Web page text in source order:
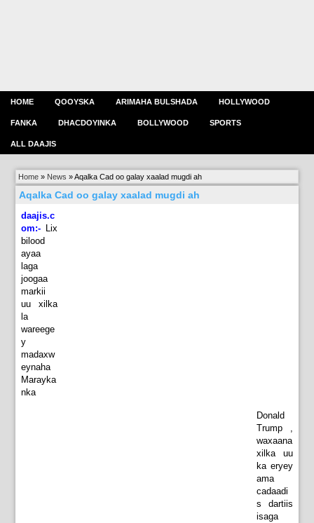
HOME QOOYSKA ARIMAHA BULSHADA HOLLYWOOD
FANKA DHACDOYINKA BOLLYWOOD SPORTS
ALL DAAJIS
Home » News »Aqalka Cad oo galay xaalad mugdi ah
Aqalka Cad oo galay xaalad mugdi ah
daajis.c
om:- Lix
bilood
ayaa
laga
joogaa
markii
uu xilka
la
wareege
y
madaxw
eynaha
Marayka
nka
Donald
Trump ,
waxaana
xilka uu
ka eryey
ama
cadaadi
s dartiis
isaga